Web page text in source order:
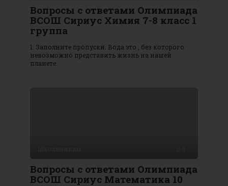
Вопросы с ответами Олимпиада
ВСОШ Сириус Химия 7-8 класс 1
группа
1. Заполните пропуски. Вода это , без которого
невозможно представить жизнь на нашей
планете.
Вопросы с ответами Олимпиада
ВСОШ Сириус Математика 10